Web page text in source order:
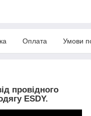
Оплата Умови
провідного
ESDY.